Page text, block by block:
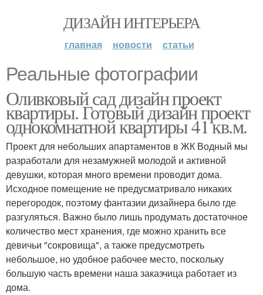
ДИЗАЙН ИНТЕРЬЕРА
главная новости статьи
Реальные фотографии
Оливковый сад дизайн проект
квартиры. Готовый дизайн проект
однокомнатной квартиры 41 кв.м.
Проект для небольших апартаментов в ЖК Водный мы
разработали для незамужней молодой и активной
девушки, которая много времени проводит дома.
Исходное помещение не предусматривало никаких
перегородок, поэтому фантазии дизайнера было где
разгуляться. Важно было лишь продумать достаточное
количество мест хранения, где можно хранить все
девичьи "сокровища", а также предусмотреть
небольшое, но удобное рабочее место, поскольку
большую часть времени наша заказчица работает из
дома.